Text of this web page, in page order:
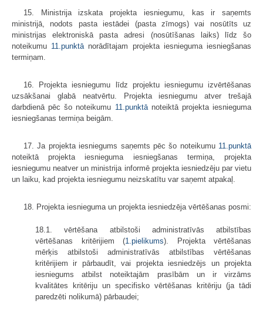
15. Ministrija izskata projekta iesniegumu, kas ir saņemts
ministrijā, nodots pasta iestādei (pasta zīmogs) vai nosūtīts uz
ministrijas elektroniskā pasta adresi (nosūtīšanas laiks) līdz šo
noteikumu 11.punktā norādītajam projekta iesnieguma iesniegšanas
termiņam.
16. Projekta iesniegumu līdz projektu iesniegumu izvērtēšanas
uzsākšanai glabā neatvērtu. Projekta iesniegumu atver trešajā
darbdienā pēc šo noteikumu 11.punktānoteiktā projekta iesnieguma
iesniegšanas termiņa beigām.
17. Ja projekta iesniegums saņemts pēc šo noteikumu 11.punktā
noteiktā projekta iesnieguma iesniegšanas termiņa, projekta
iesniegumu neatver un ministrija informē projekta iesniedzēju par vietu
un laiku, kad projekta iesniegumu neizskatītu var saņemt atpakaļ.
18. Projekta iesnieguma un projekta iesniedzēja vērtēšanas posmi:
18.1. vērtēšana atbilstoši administratīvās atbilstības
vērtēšanas kritērijiem (1.pielikums). Projekta vērtēšanas
mērķis atbilstoši administratīvās atbilstības vērtēšanas
kritērijiem ir pārbaudīt, vai projekta iesniedzējs un projekta
iesniegums atbilst noteiktajām prasībām un ir virzāms
kvalitātes kritēriju un specifisko vērtēšanas kritēriju (ja tādi
paredzēti nolikumā) pārbaudei;